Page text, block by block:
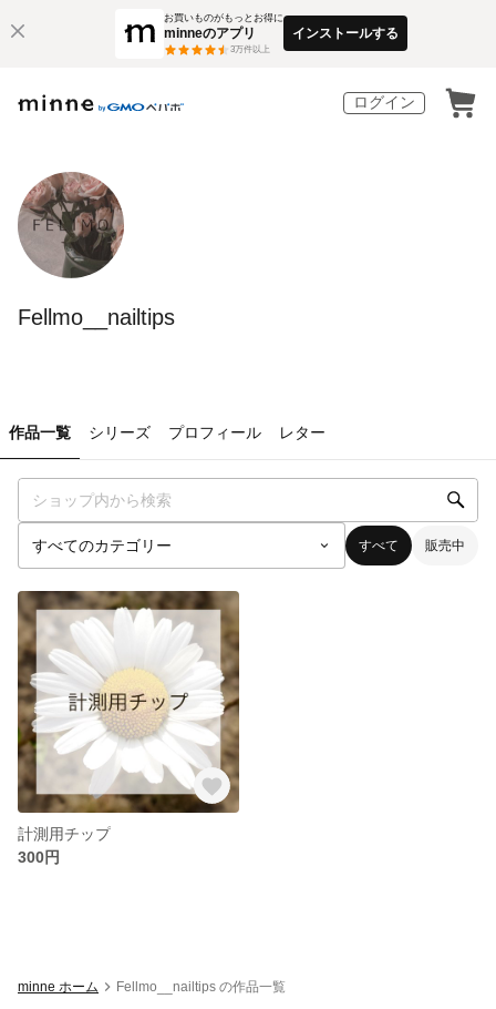
お買いものがもっとお得に
minneのアプリ
3万件以上
インストールする
ログイン
Fellmo__nailtips
作品一覧 シリーズ プロフィール レター
すべて 販売中
計測用チップ
300円
minne ホーム Fellmo__nailtips の作品一覧